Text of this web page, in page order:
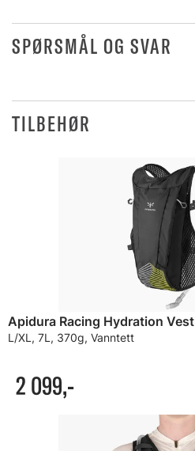
SPØRSMÅL OG SVAR
TILBEHØR
Apidura Racing Hydration Vest
L/XL, 7L, 370g, Vanntett
2 099,-